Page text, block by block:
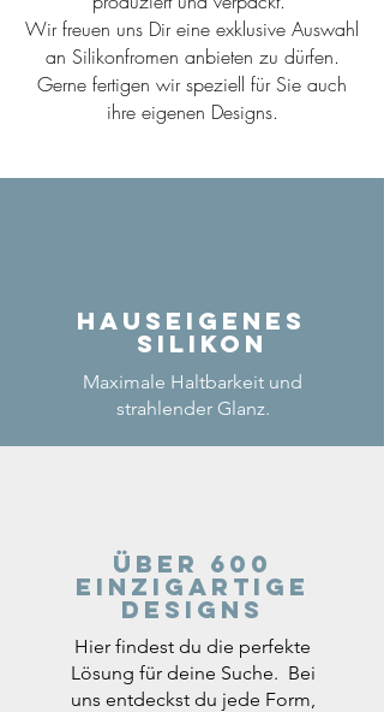
Wir freuen uns Dir eine exklusive Auswahl
an Silikonfromen anbieten zu dürfen.
Gerne fertigen wir speziell für Sie auch
ihre eigenen Designs.
Hauseigenes
Silikon
Maximale Haltbarkeit und
strahlender Glanz.
Über 600
einzigartige
Designs
Hier findest du die perfekte
Lösung für deine Suche. Bei
uns entdeckst du jede Form,